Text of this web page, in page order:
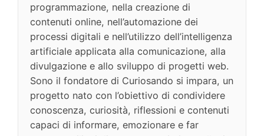
programmazione, nella creazione di
contenuti online, nell’automazione dei
processi digitali e nell’utilizzo dell’intelligenza
artificiale applicata alla comunicazione, alla
divulgazione e allo sviluppo di progetti web.
Sono il fondatore di Curiosando si impara, un
progetto nato con l’obiettivo di condividere
conoscenza, curiosità, riflessioni e contenuti
capaci di informare, emozionare e far